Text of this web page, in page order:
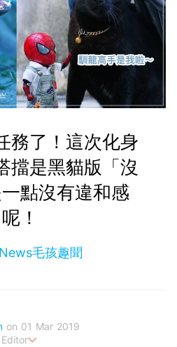
務了！這次化身
擋是黑貓版「沒
點沒有違和感
呢！
毛孩趣聞
on 01 Mar 2019